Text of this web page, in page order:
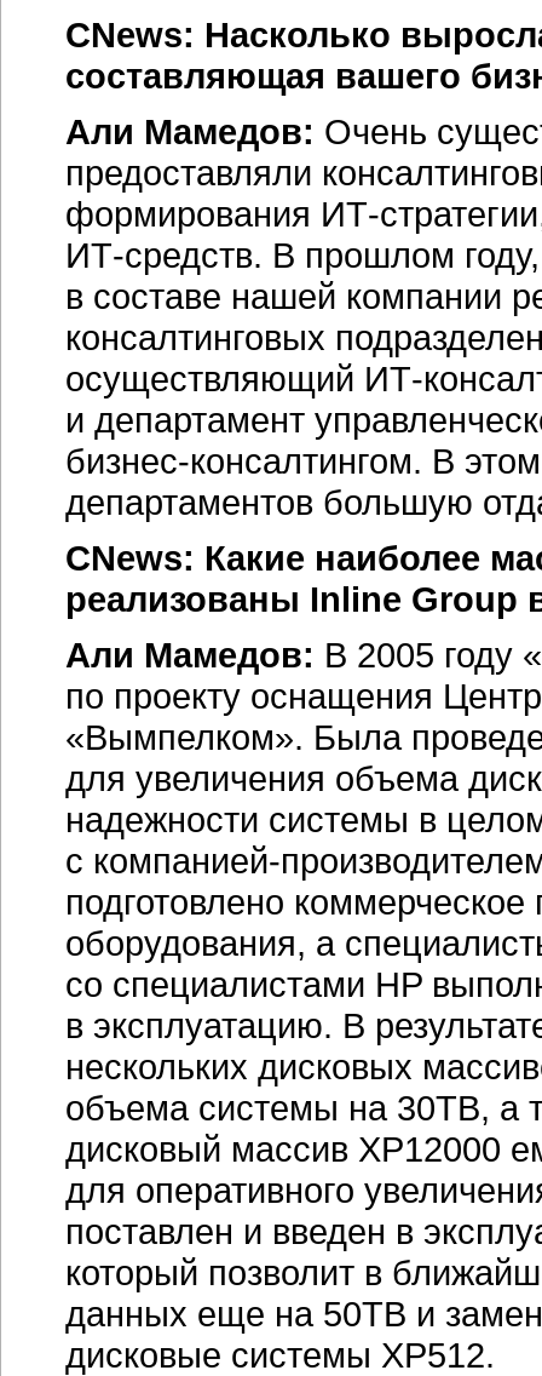
CNews: Насколько
составляющая вашего
Али Мамедов: Очень
предоставляли
формирования ИТ-
ИТ-средств. В прошлом
в составе нашей компании
консалтинговых
осуществляющий ИТ-
и департамент
бизнес-консалтингом. В
департаментов большую
CNews: Какие наиболее
реализованы Inline Group
Али Мамедов: В 2005 году
по проекту оснащения
«Вымпелком». Была
для увеличения объема
надежности системы в
с компанией-
подготовлено
оборудования, а
со специалистами HP
в эксплуатацию. В
нескольких дисковых
объема системы на 30TB, а
дисковый массив XP12000
для оперативного
поставлен и введен в
который позволит в
данных еще на 50TB и
дисковые системы XP512.